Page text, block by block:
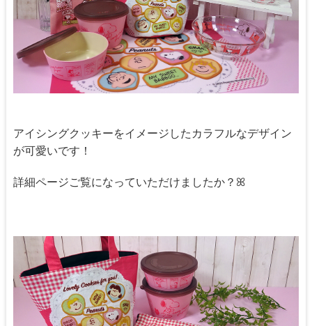
アイシングクッキーをイメージしたカラフルなデザイン
が可愛いです！
詳細ページご覧になっていただけましたか？ꕤ